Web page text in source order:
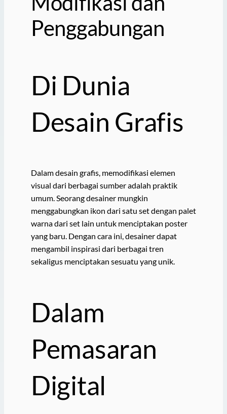
Penggabungan
Di Dunia
Desain Grafis
Dalam desain grafis, memodifikasi elemen
visual dari berbagai sumber adalah praktik
umum. Seorang desainer mungkin
menggabungkan ikon dari satu set dengan palet
warna dari set lain untuk menciptakan poster
yang baru. Dengan cara ini, desainer dapat
mengambil inspirasi dari berbagai tren
sekaligus menciptakan sesuatu yang unik.
Dalam
Pemasaran
Digital